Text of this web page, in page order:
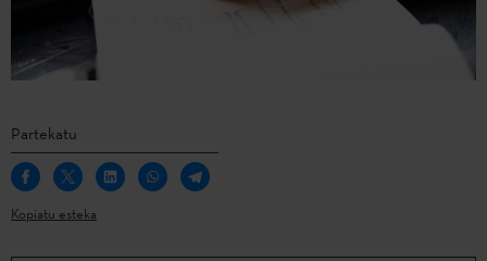
Partekatu
Kopiatu esteka